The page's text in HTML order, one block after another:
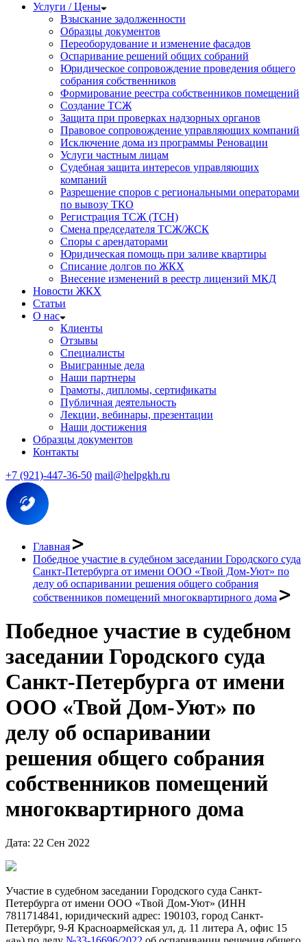
Услуги / Цены
Взыскание задолженности
Образцы документов
Переоборудование и изменение фасадов
Оспаривание решений общих собраний
Юридическое сопровождение проведения общего
собрания собственников
Формирование реестра собственников помещений
Создание ТСЖ
Защита при проверках надзорных органов
Правовое сопровождение управляющих компаний
Исключение дома из программы Реновации
Услуги частным лицам
Судебная защита интересов управляющих
компаний
Разрешение споров с региональными операторами
по вывозу ТКО
Регистрация ТСЖ (ТСН)
Смена председателя ТСЖ/ЖСК
Споры с арендаторами
Юридическая помощь при заливе квартиры
Списание долгов по ЖКХ
Внесение изменений в реестр лицензий МКД
Новости ЖКХ
Статьи
О нас
Клиенты
Отзывы
Специалисты
Выигранные дела
Наши партнеры
Грамоты, дипломы, сертификаты
Публичная деятельность
Лекции, вебинары, презентации
Наши достижения
Образцы документов
Контакты
+7 (921)-447-36-50 mail@helpgkh.ru
Главная
Победное участие в судебном заседании Городского суда
Санкт-Петербурга от имени ООО «Твой Дом-Уют» по
делу об оспаривании решения общего собрания
собственников помещений многоквартирного дома
Победное участие в судебном
заседании Городского суда
Санкт-Петербурга от имени
ООО «Твой Дом-Уют» по
делу об оспаривании
решения общего собрания
собственников помещений
многоквартирного дома
Дата: 22 Сен 2022
Участие в судебном заседании Городского суда Санкт-
Петербурга от имени ООО «Твой Дом-Уют» (ИНН
7811714841, юридический адрес: 190103, город Санкт-
Петербург, 9-Я Красноармейская ул, д. 11 литера А, офис 15